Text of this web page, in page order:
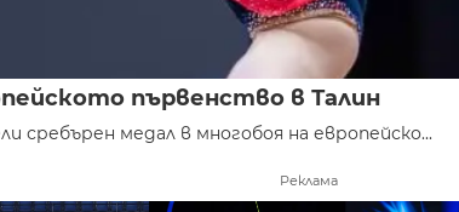
първенство в Талин
сребърен медал в многобоя на европейско...
Реклама